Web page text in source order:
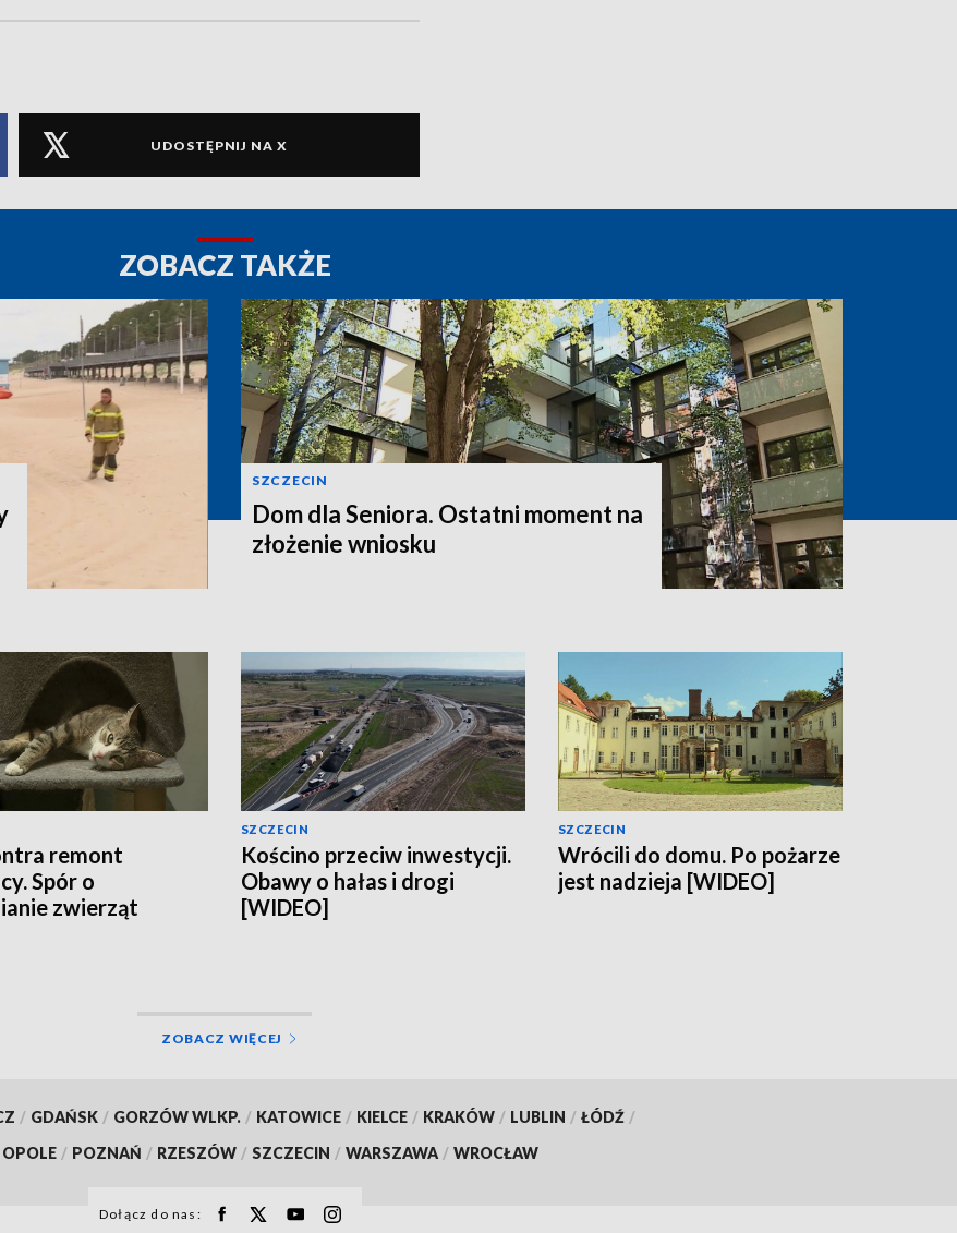
UDOSTĘPNIJ NA X
ZOBACZ TAKŻE
SZCZECIN
Dom dla Seniora. Ostatni moment na
złożenie wniosku
remont
Spór o
zwierząt
SZCZECIN
Kościno przeciw inwestycji.
Obawy o hałas i drogi
[WIDEO]
SZCZECIN
Wrócili do domu. Po pożarze
jest nadzieja [WIDEO]
ZOBACZ WIĘCEJ
/ GDAŃSK / GORZÓW WLKP. / KATOWICE / KIELCE / KRAKÓW / LUBLIN / ŁÓDŹ /
OPOLE / POZNAŃ / RZESZÓW / SZCZECIN / WARSZAWA / WROCŁAW
Dołącz do nas: